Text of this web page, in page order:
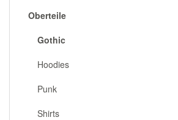
Oberteile
Gothic
Hoodies
Punk
Shirts